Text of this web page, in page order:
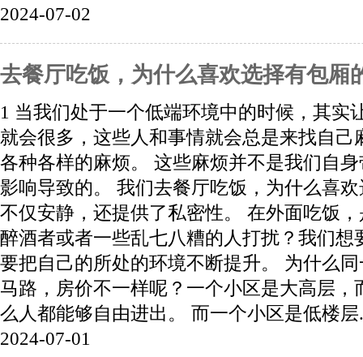
2024-07-02
去餐厅吃饭，为什么喜欢选择有包厢
1 当我们处于一个低端环境中的时候，其实
就会很多，这些人和事情就会总是来找自己
各种各样的麻烦。 这些麻烦并不是我们自
影响导致的。 我们去餐厅吃饭，为什么喜
不仅安静，还提供了私密性。 在外面吃饭
醉酒者或者一些乱七八糟的人打扰？我们想
要把自己的所处的环境不断提升。 为什么
马路，房价不一样呢？一个小区是大高层，
么人都能够自由进出。 而一个小区是低楼层
2024-07-01